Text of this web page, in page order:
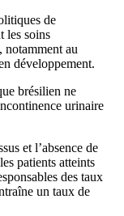
de
les soins
notamment au
développement.
brésilien ne
urinaire
et l’absence de
patients atteints
des taux
un taux de